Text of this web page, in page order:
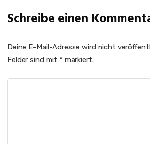
Schreibe einen
Deine E-Mail-Adresse wird nicht
Felder sind mit * markiert.